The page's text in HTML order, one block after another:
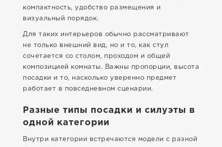
компактность, удобство размещения и
визуальный порядок.
Для таких интерьеров обычно рассматривают
не только внешний вид, но и то, как стул
сочетается со столом, проходом и общей
композицией комнаты. Важны пропорции, высота
посадки и то, насколько уверенно предмет
работает в повседневном сценарии.
Разные типы посадки и силуэты в
одной категории
Внутри категории встречаются модели с разной